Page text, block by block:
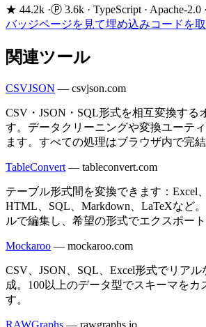
★ 44.2k ·Ⓟ 3.6k · TypeScript · Apache-2.0 ·
バッジページを見て埋め込みコードを
関連ツール
CSVJSON — csvjson.com
CSV・JSON・SQL形式を相互変換する
す。データクリーニングや変換ユーテ
ます。すべての処理はブラウザ内で完結
TableConvert — tableconvert.com
テーブル形式間を変換できます：Excel
HTML、SQL、Markdown、LaTeXなど
ルで編集し、希望の形式でエクスポート
Mockaroo — mockaroo.com
CSV、JSON、SQL、Excel形式でリア
成。100以上のデータ型でスキーマをカ
す。
RAWGraphs — rawgraphs.io